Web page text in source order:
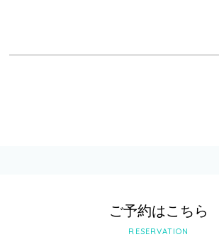
ご予約はこちら
RESERVATION